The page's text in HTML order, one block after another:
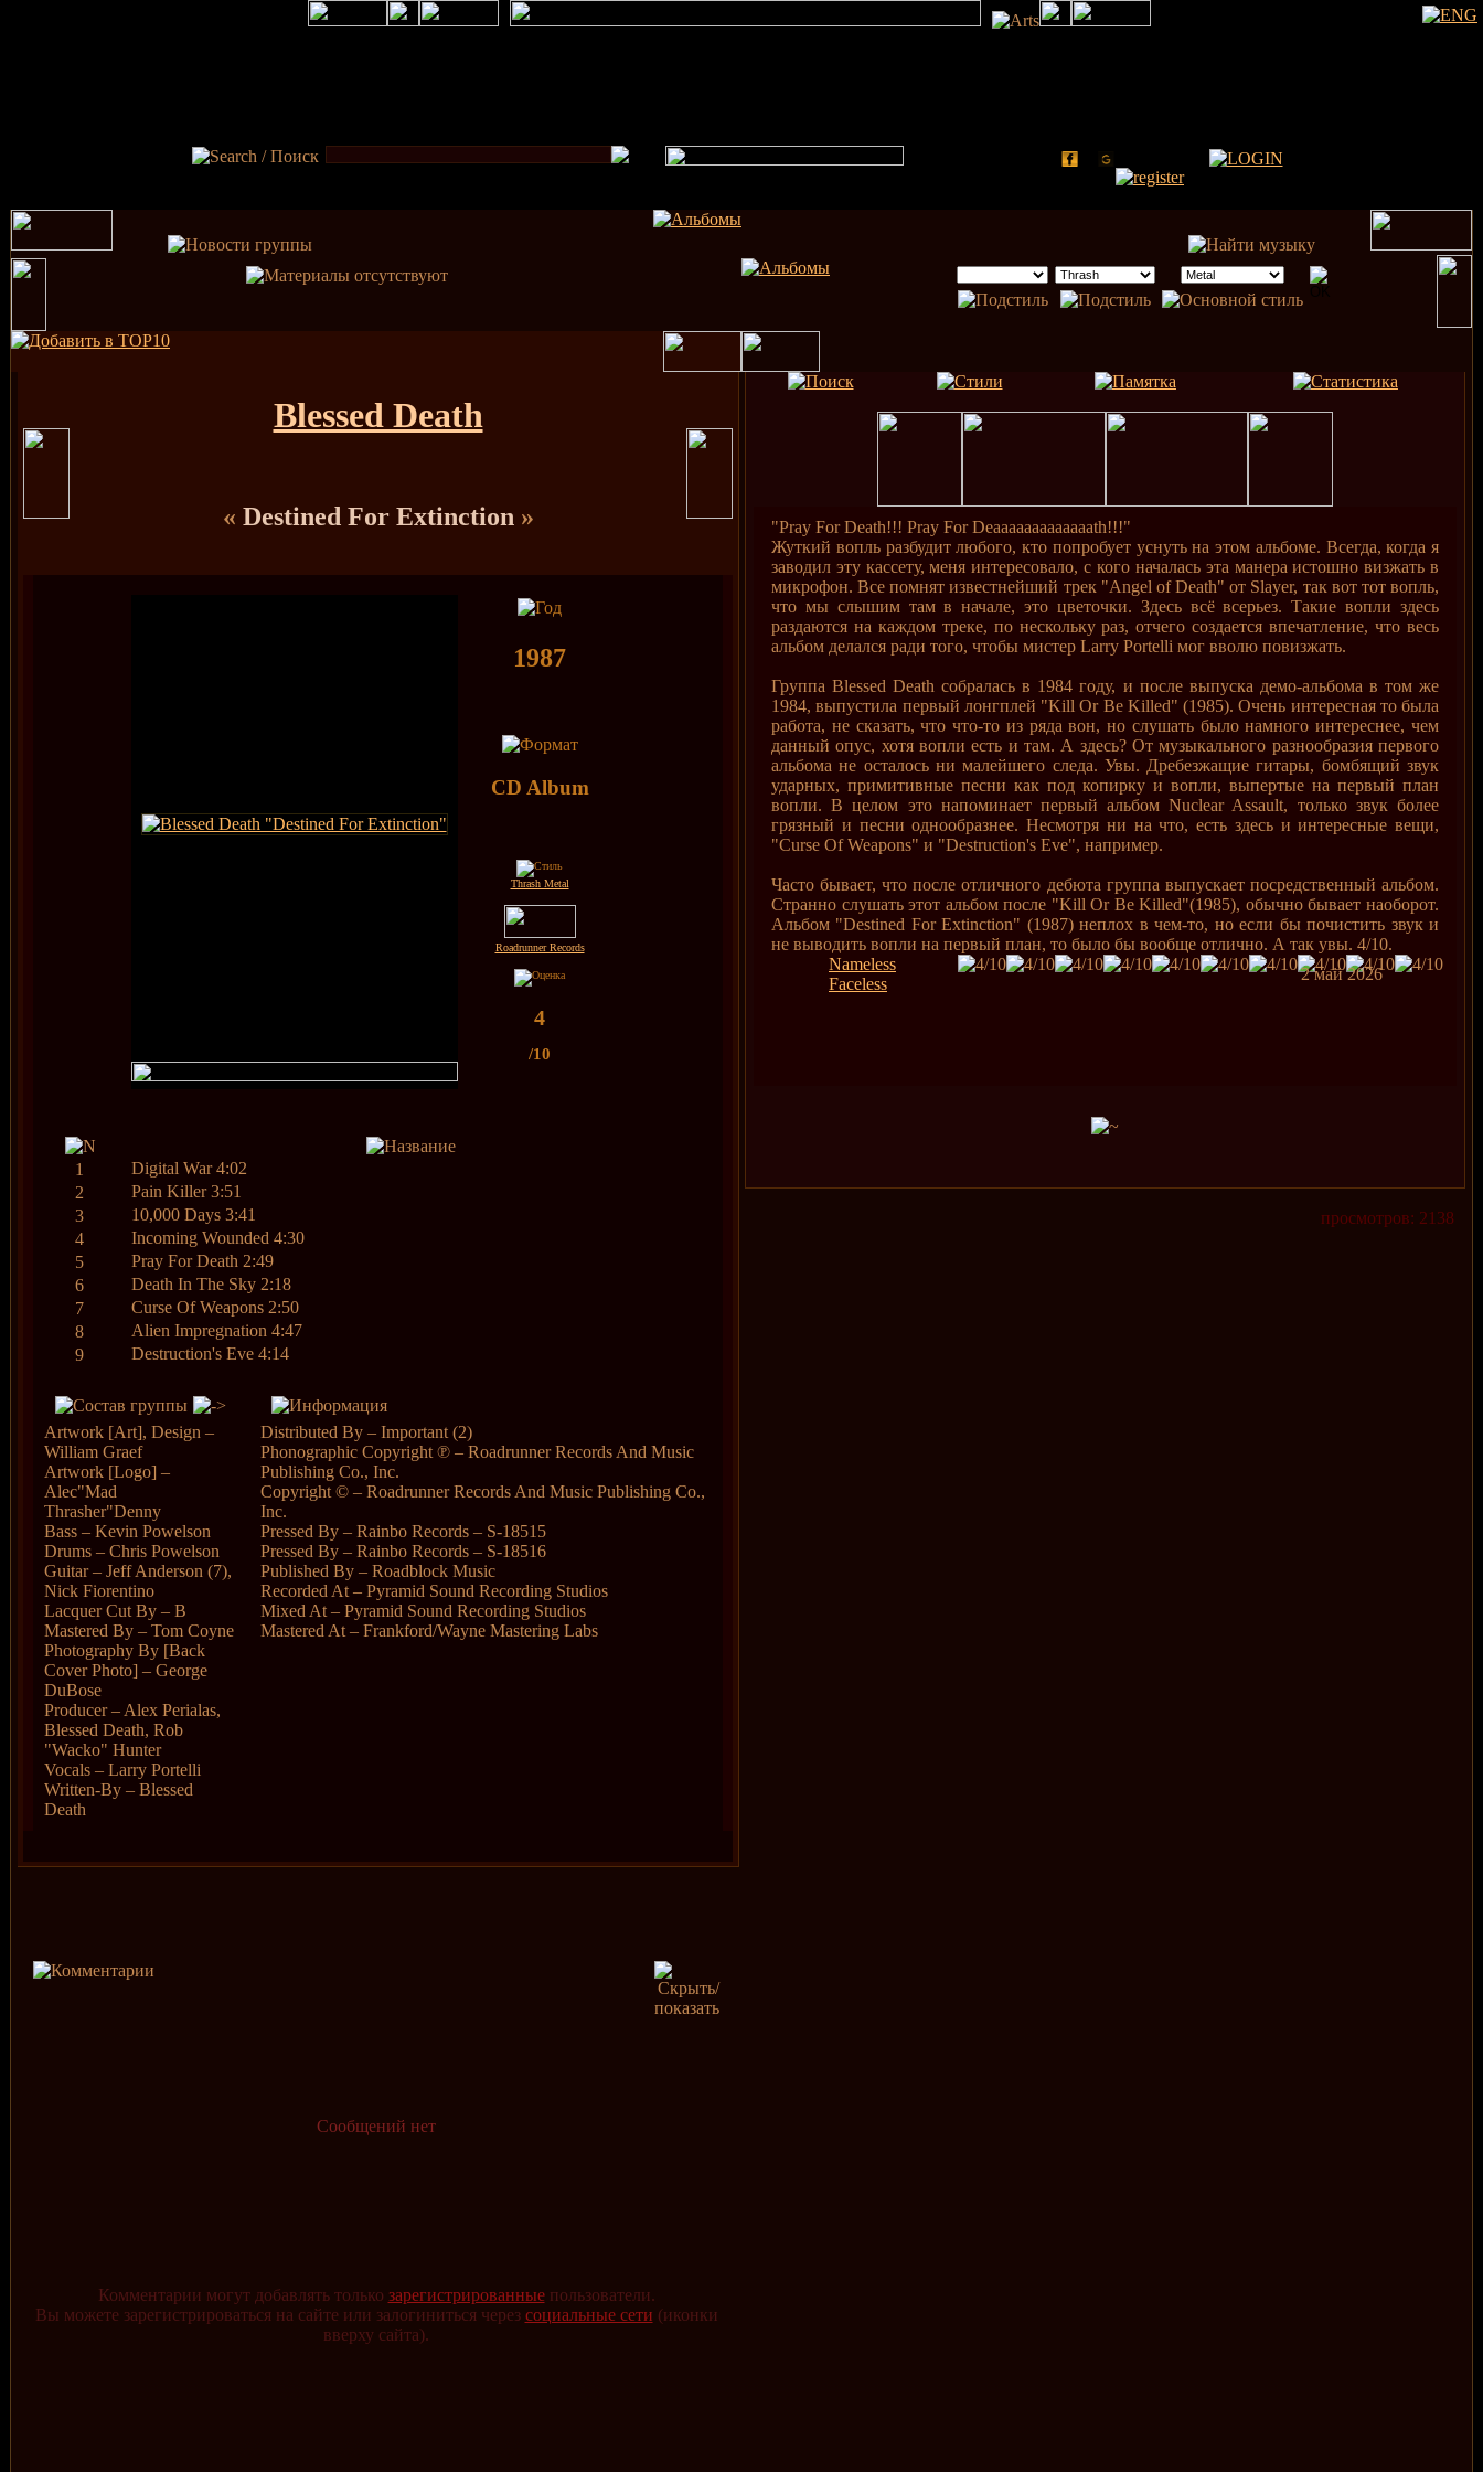
Blessed Death
« Destined For Extinction »
1987
CD Album
Thrash Metal
Roadrunner Records
4
/10
1
Digital War 4:02
2
Pain Killer 3:51
3
10,000 Days 3:41
4
Incoming Wounded 4:30
5
Pray For Death 2:49
6
Death In The Sky 2:18
7
Curse Of Weapons 2:50
8
Alien Impregnation 4:47
9
Destruction's Eve 4:14
Artwork [Art], Design –
William Graef
Artwork [Logo] –
Alec"Mad
Thrasher"Denny
Bass – Kevin Powelson
Drums – Chris Powelson
Guitar – Jeff Anderson (7),
Nick Fiorentino
Lacquer Cut By – B
Mastered By – Tom Coyne
Photography By [Back
Cover Photo] – George
DuBose
Producer – Alex Perialas,
Blessed Death, Rob
"Wacko" Hunter
Vocals – Larry Portelli
Written-By – Blessed
Death
Distributed By – Important (2)
Phonographic Copyright ℗ – Roadrunner Records And Music
Publishing Co., Inc.
Copyright © – Roadrunner Records And Music Publishing Co.,
Inc.
Pressed By – Rainbo Records – S-18515
Pressed By – Rainbo Records – S-18516
Published By – Roadblock Music
Recorded At – Pyramid Sound Recording Studios
Mixed At – Pyramid Sound Recording Studios
Mastered At – Frankford/Wayne Mastering Labs
Сообщений нет
Комментарии могут добавлять только зарегистрированныепользователи.
Вы можете зарегистрироваться на сайте или залогиниться через социальные сети (иконки
вверху сайта).
"Pray For Death!!! Pray For Deaaaaaaaaaaaaath!!!"
Жуткий вопль разбудит любого, кто попробует уснуть на этом альбоме. Всегда, когда я
заводил эту кассету, меня интересовало, с кого началась эта манера истошно визжать в
микрофон. Все помнят известнейший трек "Angel of Death" от Slayer, так вот тот вопль,
что мы слышим там в начале, это цветочки. Здесь всё всерьез. Такие вопли здесь
раздаются на каждом треке, по нескольку раз, отчего создается впечатление, что весь
альбом делался ради того, чтобы мистер Larry Portelli мог вволю повизжать.
Группа Blessed Death собралась в 1984 году, и после выпуска демо-альбома в том же
1984, выпустила первый лонгплей "Kill Or Be Killed" (1985). Очень интересная то была
работа, не сказать, что что-то из ряда вон, но слушать было намного интереснее, чем
данный опус, хотя вопли есть и там. А здесь? От музыкального разнообразия первого
альбома не осталось ни малейшего следа. Увы. Дребезжащие гитары, бомбящий звук
ударных, примитивные песни как под копирку и вопли, выпертые на первый план
вопли. В целом это напоминает первый альбом Nuclear Assault, только звук более
грязный и песни однообразнее. Несмотря ни на что, есть здесь и интересные вещи,
"Curse Of Weapons" и "Destruction's Eve", например.
Часто бывает, что после отличного дебюта группа выпускает посредственный альбом.
Странно слушать этот альбом после "Kill Or Be Killed"(1985), обычно бывает наоборот.
Альбом "Destined For Extinction" (1987) неплох в чем-то, но если бы почистить звук и
не выводить вопли на первый план, то было бы вообще отлично. А так увы. 4/10.
Nameless
Faceless
2 май 2026
просмотров: 2138